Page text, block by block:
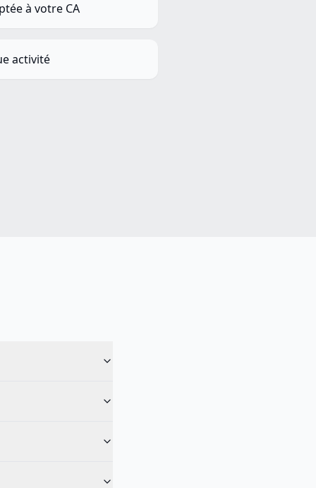
à votre CA
activité